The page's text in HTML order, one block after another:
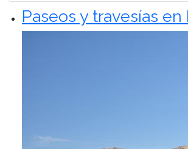
Paseos y travesías en